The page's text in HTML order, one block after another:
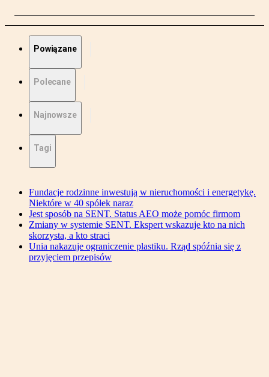
Powiązane
Polecane
Najnowsze
Tagi
Fundacje rodzinne inwestują w nieruchomości i energetykę.
Niektóre w 40 spółek naraz
Jest sposób na SENT. Status AEO może pomóc firmom
Zmiany w systemie SENT. Ekspert wskazuje kto na nich
skorzysta, a kto straci
Unia nakazuje ograniczenie plastiku. Rząd spóźnia się z
przyjęciem przepisów